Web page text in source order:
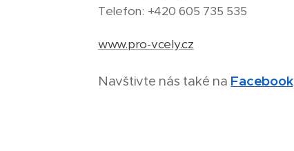
Telefon: +420 605 735 535
www.pro-vcely.cz
Navštivte nás také na Facebook